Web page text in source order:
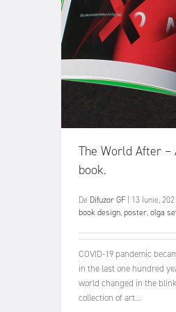
The World After
book.
De Difuzor GF 13 Iunie,
book design,poster,olga
COVID-19 pandemic
in the last one hundred
world changed in the
collection of art...